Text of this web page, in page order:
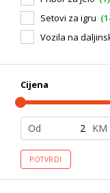
Setovi za igru
Vozila na
Cijena
Od KM
POTVRDI